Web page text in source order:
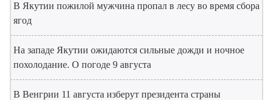
В Якутии пожилой мужчина пропал в лесу во время сбора
ягод
На западе Якутии ожидаются сильные дожди и ночное
похолодание. О погоде 9 августа
В Венгрии 11 августа изберут президента страны